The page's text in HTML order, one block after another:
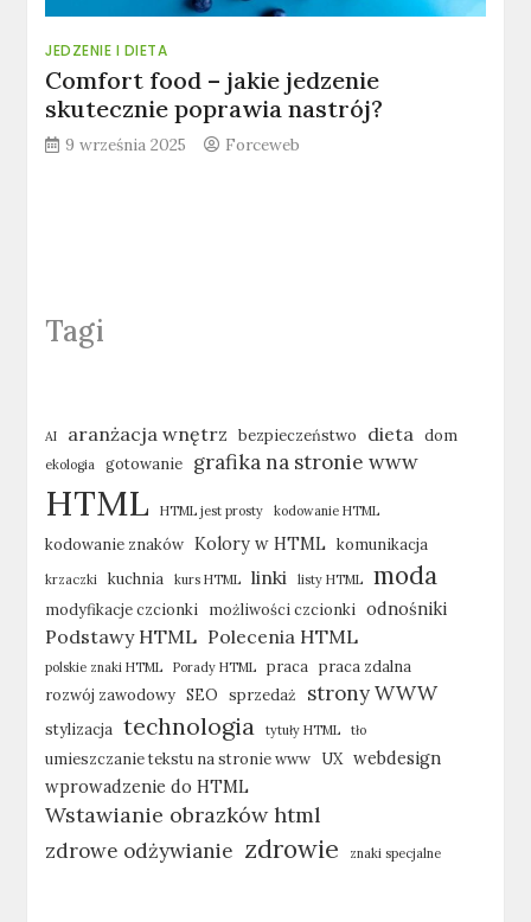
JEDZENIE I DIETA
Comfort food – jakie jedzenie
skutecznie poprawia nastrój?
9 września 2025 Forceweb
Tagi
AI aranżacja wnętrz bezpieczeństwo dieta dom
ekologia gotowanie grafika na stronie www
HTML HTML jest prosty kodowanie HTML
kodowanie znaków Kolory w HTML komunikacja
krzaczki kuchnia kurs HTML linki listy HTML moda
modyfikacje czcionki możliwości czcionki odnośniki
Podstawy HTML Polecenia HTML
polskie znaki HTML Porady HTML praca praca zdalna
rozwój zawodowy SEO sprzedaż strony WWW
stylizacja technologia tytuły HTML tło
umieszczanie tekstu na stronie www UX webdesign
wprowadzenie do HTML
Wstawianie obrazków html
zdrowe odżywianie zdrowie znaki specjalne